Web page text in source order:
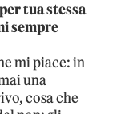
tua stessa
sempre
mi piace: in
una
cosa che